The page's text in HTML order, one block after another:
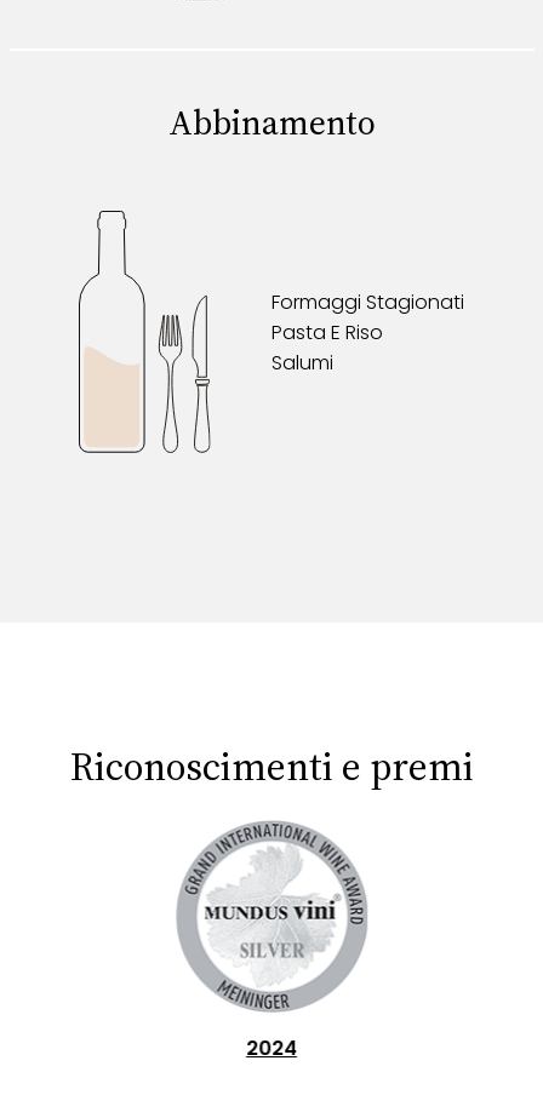
Abbinamento
Formaggi Stagionati
Pasta E Riso
Salumi
Riconoscimenti e premi
2024